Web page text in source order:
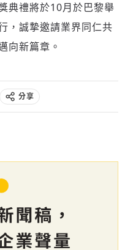
典禮將於10月於巴黎舉
，誠摯邀請業界同仁共
向新篇章。
分享